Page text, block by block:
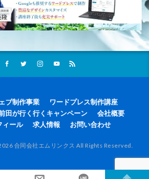
ブ制作事業
ワードプレス制作講座
田が行く行くキャンペーン
会社概要
ィール
求人情報 お問い合わせ
合同会社エムリンクス All Rights Reserved.